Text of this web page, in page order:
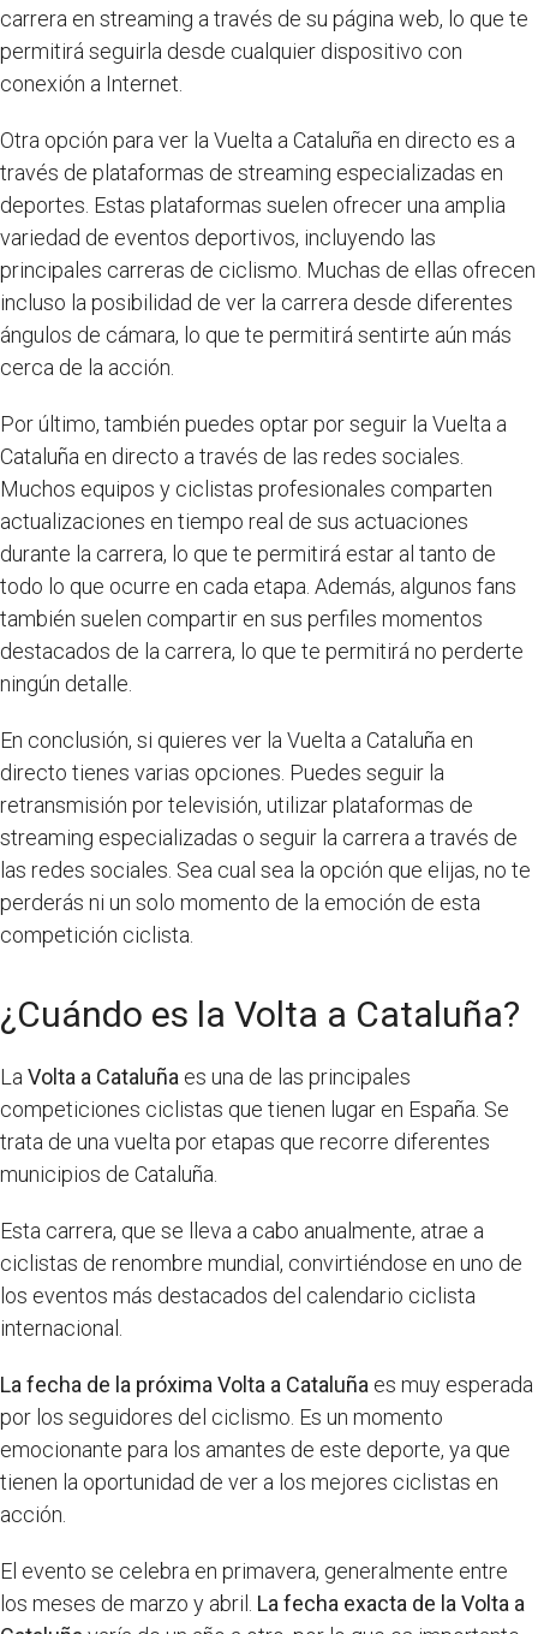
carrera en streaming a través de su página web, lo que te
permitirá seguirla desde cualquier dispositivo con
conexión a Internet.
Otra opción para ver la Vuelta a Cataluña en directo es a
través de plataformas de streaming especializadas en
deportes. Estas plataformas suelen ofrecer una amplia
variedad de eventos deportivos, incluyendo las
principales carreras de ciclismo. Muchas de ellas ofrecen
incluso la posibilidad de ver la carrera desde diferentes
ángulos de cámara, lo que te permitirá sentirte aún más
cerca de la acción.
Por último, también puedes optar por seguir la Vuelta a
Cataluña en directo a través de las redes sociales.
Muchos equipos y ciclistas profesionales comparten
actualizaciones en tiempo real de sus actuaciones
durante la carrera, lo que te permitirá estar al tanto de
todo lo que ocurre en cada etapa. Además, algunos fans
también suelen compartir en sus perfiles momentos
destacados de la carrera, lo que te permitirá no perderte
ningún detalle.
En conclusión, si quieres ver la Vuelta a Cataluña en
directo tienes varias opciones. Puedes seguir la
retransmisión por televisión, utilizar plataformas de
streaming especializadas o seguir la carrera a través de
las redes sociales. Sea cual sea la opción que elijas, no te
perderás ni un solo momento de la emoción de esta
competición ciclista.
¿Cuándo es la Volta a Cataluña?
La Volta a Cataluña es una de las principales
competiciones ciclistas que tienen lugar en España. Se
trata de una vuelta por etapas que recorre diferentes
municipios de Cataluña.
Esta carrera, que se lleva a cabo anualmente, atrae a
ciclistas de renombre mundial, convirtiéndose en uno de
los eventos más destacados del calendario ciclista
internacional.
La fecha de la próxima Volta a Cataluña es muy esperada
por los seguidores del ciclismo. Es un momento
emocionante para los amantes de este deporte, ya que
tienen la oportunidad de ver a los mejores ciclistas en
acción.
El evento se celebra en primavera, generalmente entre
los meses de marzo y abril. La fecha exacta de la Volta a